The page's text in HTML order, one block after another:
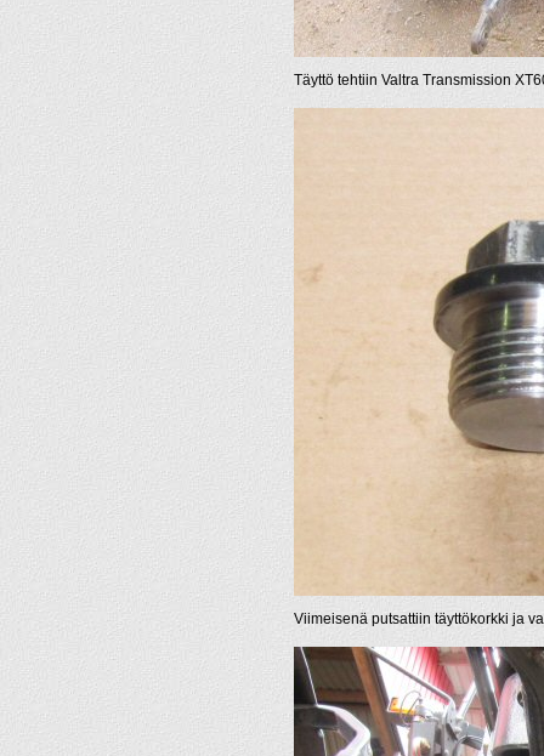
Täyttö tehtiin Valtra Transmission
Viimeisenä putsattiin täyttökorkki ja